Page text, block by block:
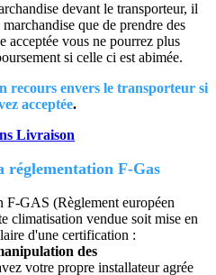
devant le transporteur, il
que de prendre des
acceptée vous ne pourrez plus
si celle ci est abimée.
recours envers le transporteur si
acceptée.
Livraison
réglementation F-Gas
F-GAS (Règlement européen
climatisation vendue soit mise en
d'une certification :
des
votre propre installateur agrée